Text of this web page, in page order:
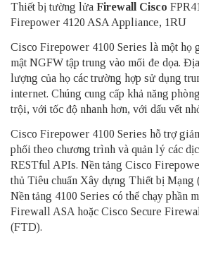
Thiết bị tường lửa Firewall Cisco
Firepower 4120 ASA Appliance, 1RU
Cisco Firepower 4100 Series là một họ
mật NGFW tập trung vào mối đe dọa.
lượng của họ các trường hợp sử dụng
internet. Chúng cung cấp khả năng
trội, với tốc độ nhanh hơn, với dấu vết
Cisco Firepower 4100 Series hỗ trợ
phối theo chương trình và quản lý các
RESTful APIs. Nền tảng Cisco
thủ Tiêu chuẩn Xây dựng Thiết bị Mạng
Nền tảng 4100 Series có thể chạy phần
Firewall ASA hoặc Cisco Secure
(FTD).